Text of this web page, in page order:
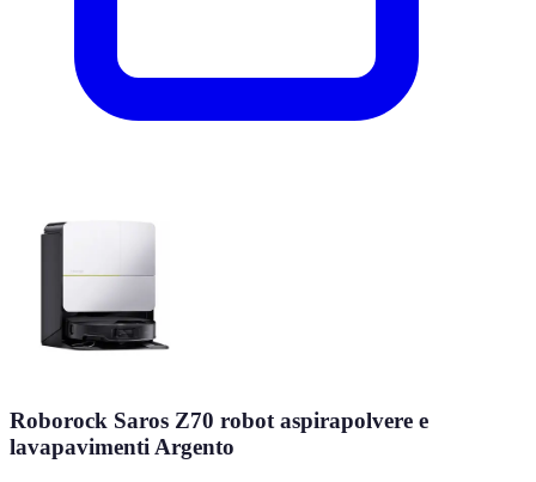
Roborock Saros Z70 robot aspirapolvere e
lavapavimenti Argento